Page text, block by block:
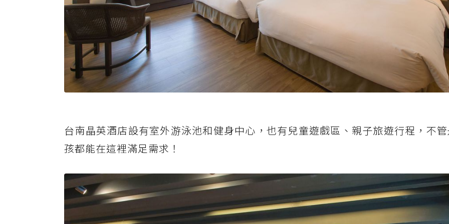
台南晶英酒店設有室外游泳池和健身中心，也有兒童遊戲區、親子旅遊行程，不
孩都能在這裡滿足需求！